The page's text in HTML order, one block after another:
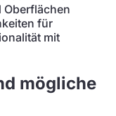
Oberflächen
für
mit
mögliche